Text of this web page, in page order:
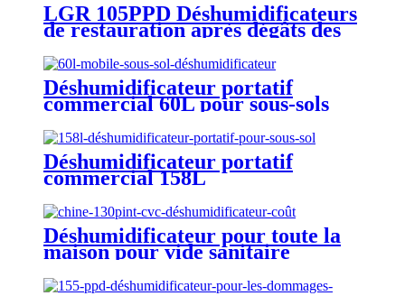
LGR 105PPD Déshumidificateurs
de restauration après dégâts des
Déshumidificateur portatif
commercial 60L pour sous-sols
Déshumidificateur portatif
commercial 158L
Déshumidificateur pour toute la
maison pour vide sanitaire